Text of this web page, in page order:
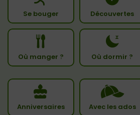
Se bouger Découvertes
Où manger ? Où dormir ?
Anniversaires Avec les ados